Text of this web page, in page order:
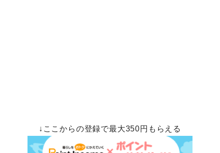
↓ここからの登録で最大350円もらえる